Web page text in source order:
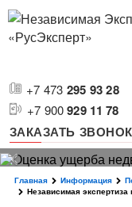
+7 473 295 93 28
+7 900929 11 78
ЗАКАЗАТЬ ЗВОНОК
Главная Информация
Независимая